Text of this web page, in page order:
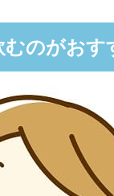
むのがおす